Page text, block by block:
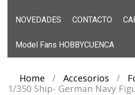
NOVEDADES CONTACTO
Model Fans HOBBYCUENCA
Home / Accesorios /
1/350 Ship- German Navy